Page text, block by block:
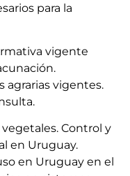
para la
vigente
agrarias vigentes.
Control y
en Uruguay.
en Uruguay en el